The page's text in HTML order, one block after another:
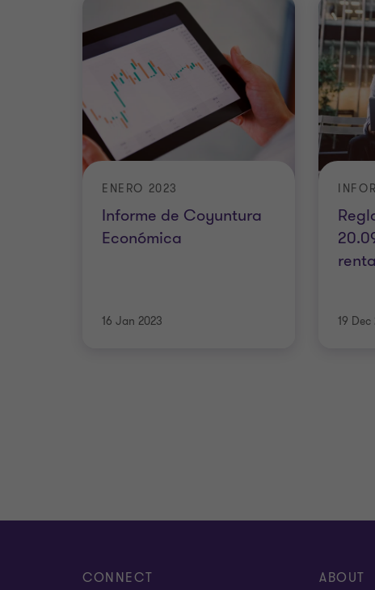
Informe de Coyuntura
Económica
ENERO 2023
16 Jan 2023 19 Dec
CONNECT ABOUT